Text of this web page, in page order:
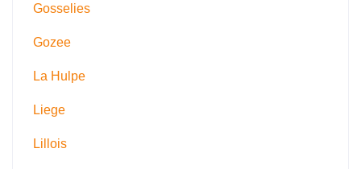
Gosselies
Gozee
La Hulpe
Liege
Lillois